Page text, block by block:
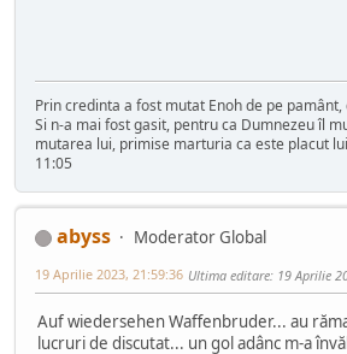
Prin credinta a fost mutat Enoh de pe
Si n-a mai fost gasit, pentru ca Dumnezeu îl
mutarea lui, primise marturia ca este placut
11:05
abyss
Moderator Global
19 Aprilie 2023, 21:59:36 Ultima editare: 19 Aprilie
Auf wiedersehen Waffenbruder... au
lucruri de discutat... un gol adânc m-a